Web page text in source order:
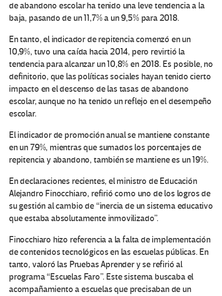
de abandono escolar ha tenido una leve tendencia a la
baja, pasando de un 11,7% a un 9,5% para 2018.
En tanto, el indicador de repitencia comenzó en un
10,9%, tuvo una caída hacia 2014, pero revirtió la
tendencia para alcanzar un 10,8% en 2018. Es posible, no
definitorio, que las políticas sociales hayan tenido cierto
impacto en el descenso de las tasas de abandono
escolar, aunque no ha tenido un reflejo en el desempeño
escolar.
El indicador de promoción anual se mantiene constante
en un 79%, mientras que sumados los porcentajes de
repitencia y abandono, también se mantiene es un 19%.
En declaraciones recientes, el ministro de Educación
Alejandro Finocchiaro, refirió como uno de los logros de
su gestión al cambio de “inercia de un sistema educativo
que estaba absolutamente inmovilizado”.
Finocchiaro hizo referencia a la falta de implementación
de contenidos tecnológicos en las escuelas públicas. En
tanto, valoró las Pruebas Aprender y se refirió al
programa “Escuelas Faro”. Este sistema buscaba el
acompañamiento a escuelas que precisaban de un